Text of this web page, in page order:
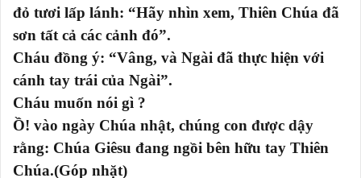
đỏ tươi lấp lánh: “Hãy nhìn xem, Thiên Chúa đã
sơn tất cả các cảnh đó”.
Cháu đồng ý: “Vâng, và Ngài đã thực hiện với
cánh tay trái của Ngài”.
Cháu muốn nói gì ?
Ồ! vào ngày Chúa nhật, chúng con được dậy
rằng: Chúa Giêsu đang ngồi bên hữu tay Thiên
Chúa.(Góp nhặt)